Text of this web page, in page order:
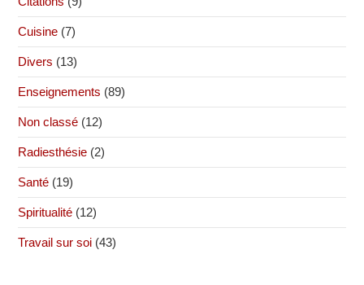
Cuisine (7)
Divers (13)
Enseignements (89)
Non classé (12)
Radiesthésie (2)
Santé (19)
Spiritualité (12)
Travail sur soi (43)